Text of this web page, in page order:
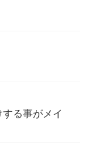
る事がメイ